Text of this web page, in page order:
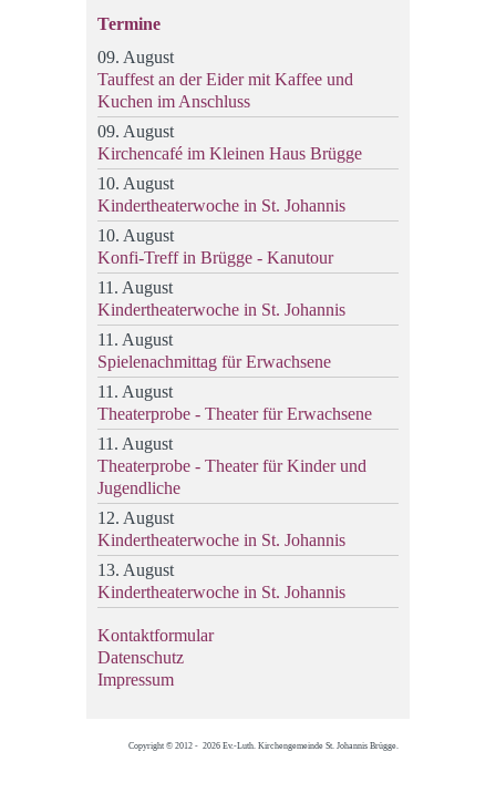
Termine
09. August
Tauffest an der Eider mit Kaffee und
Kuchen im Anschluss
09. August
Kirchencafé im Kleinen Haus Brügge
10. August
Kindertheaterwoche in St. Johannis
10. August
Konfi-Treff in Brügge - Kanutour
11. August
Kindertheaterwoche in St. Johannis
11. August
Spielenachmittag für Erwachsene
11. August
Theaterprobe - Theater für Erwachsene
11. August
Theaterprobe - Theater für Kinder und
Jugendliche
12. August
Kindertheaterwoche in St. Johannis
13. August
Kindertheaterwoche in St. Johannis
Kontaktformular
Datenschutz
Impressum
Copyright © 2012 - 2026 Ev.-Luth. Kirchengemeinde St. Johannis Brügge.